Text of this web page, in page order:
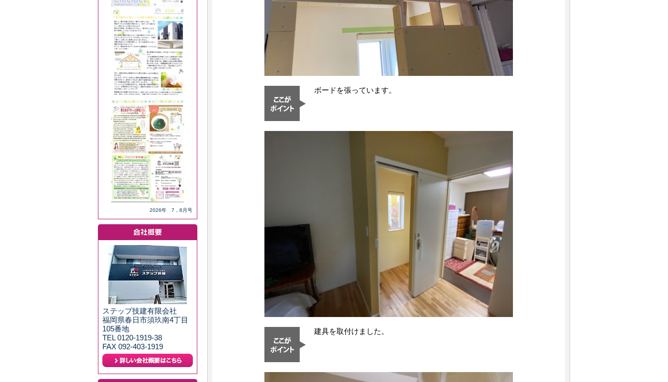
ボードを張っています。
建具を取付けました。
2026年 7，8月号
ステップ技建有限会社
福岡県春日市須玖南4丁目
105番地
TEL 0120-1919-38
FAX 092-403-1919